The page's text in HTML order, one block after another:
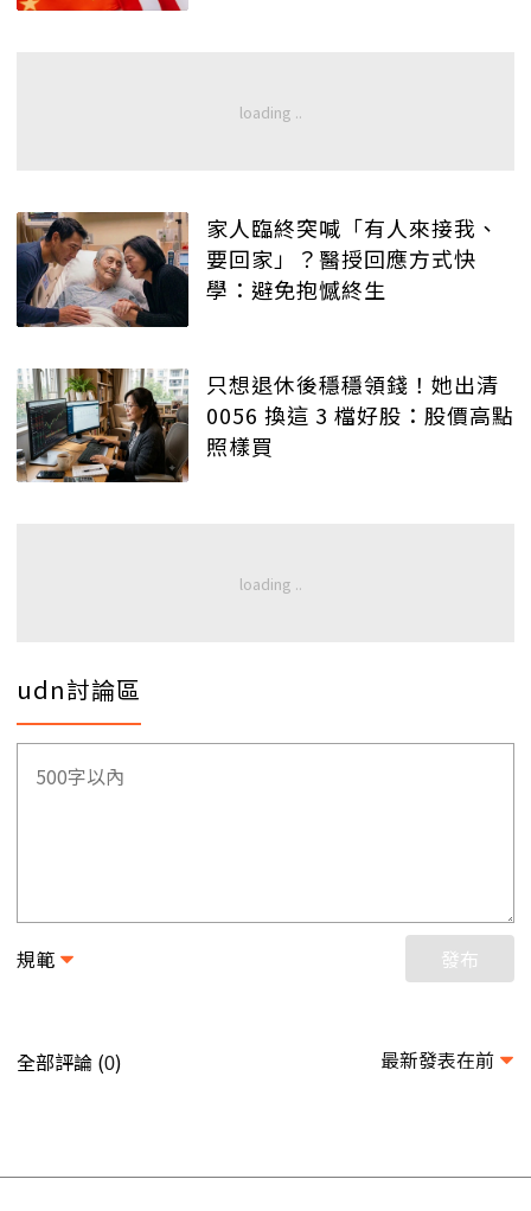
家人臨終突喊「有人來接我、
要回家」？醫授回應方式快
學：避免抱憾終生
只想退休後穩穩領錢！她出清
0056 換這 3 檔好股：股價高點
照樣買
udn討論區
規範 發布
全部評論 (0) 最新發表在前